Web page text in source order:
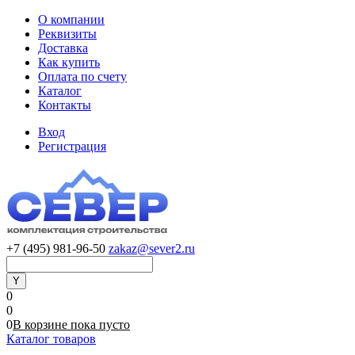
О компании
Реквизиты
Доставка
Как купить
Оплата по счету
Каталог
Контакты
Вход
Регистрация
+7 (495) 981-96-50 zakaz@sever2.ru
0
0
0В корзине пока пусто
Каталог товаров